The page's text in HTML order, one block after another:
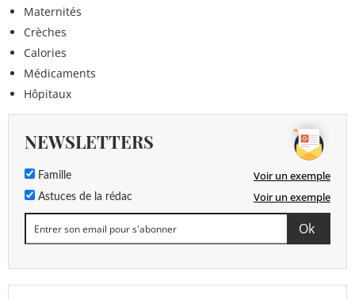
Maternités
Crèches
Calories
Médicaments
Hôpitaux
NEWSLETTERS
Famille Voir un exemple
Astuces de la rédac Voir un exemple